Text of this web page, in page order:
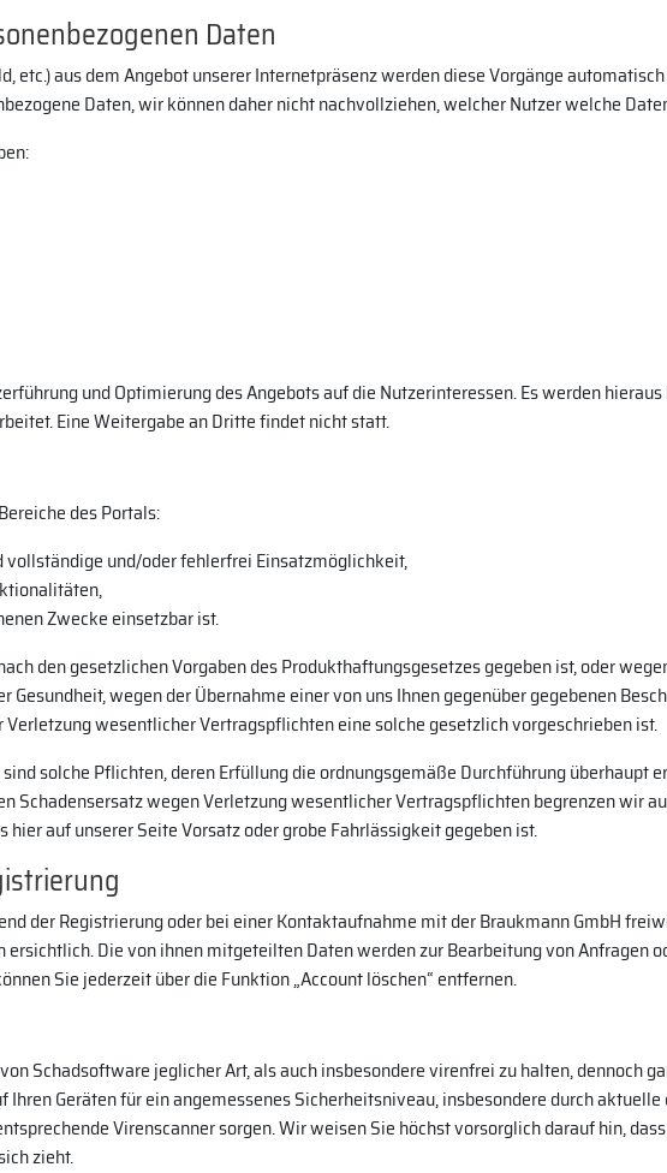
Daten
etc.) aus dem Angebot unserer Internetpräsenz werden diese Vorgänge
Daten, wir können daher nicht nachvollziehen, welcher Nutzer welche
und Optimierung des Angebots auf die Nutzerinteressen. Es werden
Eine Weitergabe an Dritte findet nicht statt.
des Portals:
und/oder fehlerfrei Einsatzmöglichkeit,
Zwecke einsetzbar ist.
den gesetzlichen Vorgaben des Produkthaftungsgesetzes gegeben ist, oder
Gesundheit, wegen der Übernahme einer von uns Ihnen gegenüber gegebenen
wesentlicher Vertragspflichten eine solche gesetzlich vorgeschrieben ist.
solche Pflichten, deren Erfüllung die ordnungsgemäße Durchführung überhaupt
Schadensersatz wegen Verletzung wesentlicher Vertragspflichten begrenzen wir
auf unserer Seite Vorsatz oder grobe Fahrlässigkeit gegeben ist.
der Registrierung oder bei einer Kontaktaufnahme mit der Braukmann GmbH
Die von ihnen mitgeteilten Daten werden zur Bearbeitung von Anfragen
Sie jederzeit über die Funktion „Account löschen“ entfernen.
Schadsoftware jeglicher Art, als auch insbesondere virenfrei zu halten, dennoch
Geräten für ein angemessenes Sicherheitsniveau, insbesondere durch
Virenscanner sorgen. Wir weisen Sie höchst vorsorglich darauf hin,
zieht.